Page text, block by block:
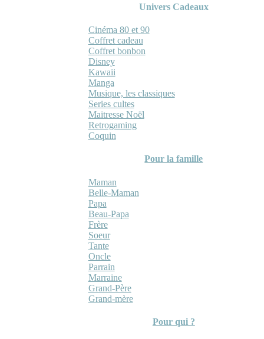
Univers Cadeaux
Cinéma 80 et 90
Coffret cadeau
Coffret bonbon
Disney
Kawaii
Manga
Musique, les classiques
Series cultes
Maitresse Noël
Retrogaming
Coquin
Pour la famille
Maman
Belle-Maman
Papa
Beau-Papa
Frère
Soeur
Tante
Oncle
Parrain
Marraine
Grand-Père
Grand-mère
Pour qui ?